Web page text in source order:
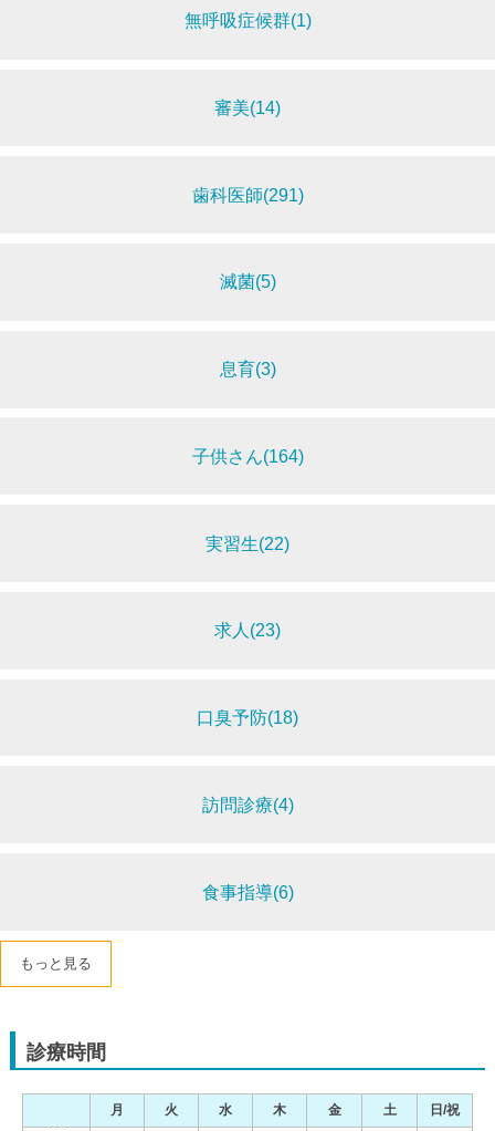
無呼吸症候群(1)
審美(14)
歯科医師(291)
滅菌(5)
息育(3)
子供さん(164)
実習生(22)
求人(23)
口臭予防(18)
訪問診療(4)
食事指導(6)
もっと見る
診療時間
月 火 水 木 金 土
日/祝